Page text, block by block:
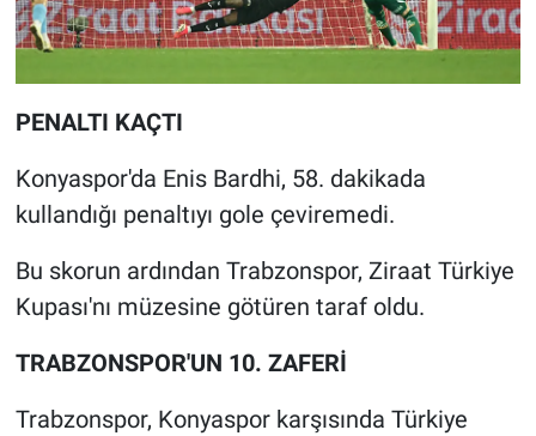
PENALTI KAÇTI
Konyaspor'da Enis Bardhi, 58. dakikada
kullandığı penaltıyı gole çeviremedi.
Bu skorun ardından Trabzonspor, Ziraat Türkiye
Kupası'nı müzesine götüren taraf oldu.
TRABZONSPOR'UN 10. ZAFERİ
Trabzonspor, Konyaspor karşısında Türkiye